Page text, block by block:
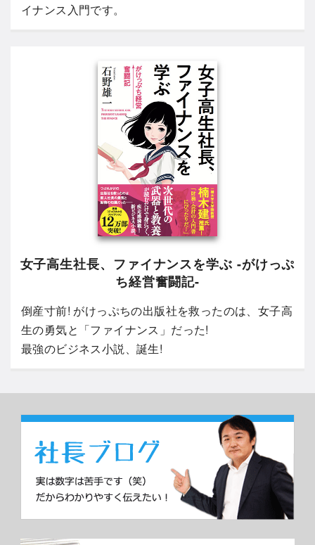
イナンス入門です。
女子高生社長、ファイナンスを学ぶ -がけっぷ
ち経営奮闘記-
倒産寸前! がけっぷちの出版社を救ったのは、女子高
生の勇気と「ファイナンス」だった!
最強のビジネス小説、誕生!